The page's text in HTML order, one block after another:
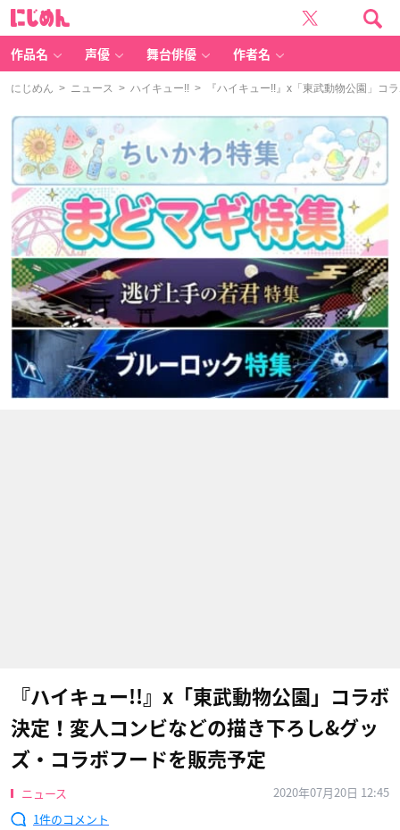
作品名 声優 舞台俳優 作者名
にじめん > ニュース > ハイキュー!! > 『ハイキュー!!』x「東武動物公園」コ
『ハイキュー!!』x「東武動物公園」コラボ
決定！変人コンビなどの描き下ろし&グッ
ズ・コラボフードを販売予定
ニュース
2020年07月20日 12:45
1